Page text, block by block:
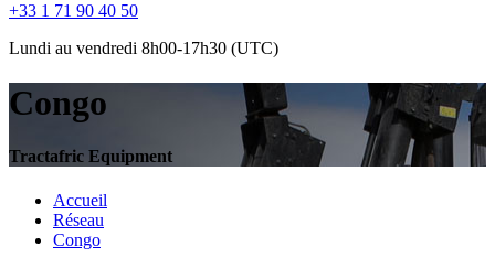
+33 1 71 90 40 50
Lundi au vendredi 8h00-17h30 (UTC)
Congo
Tractafric Equipment
Accueil
Réseau
Congo